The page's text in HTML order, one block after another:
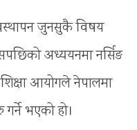
जुनसुकै विषय
अध्ययनमा नर्सिङ
आयोगले नेपालमा
भएको हो।